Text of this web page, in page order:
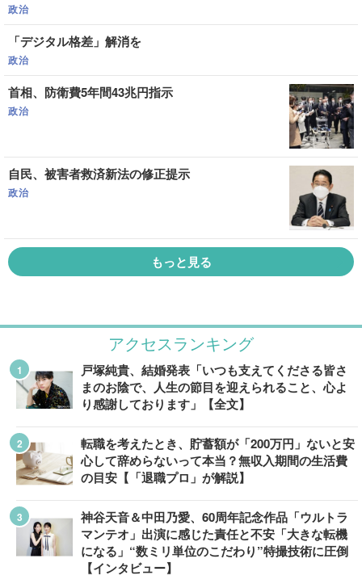
政治
「デジタル格差」解消を
政治
首相、防衛費5年間43兆円指示
政治
自民、被害者救済新法の修正提示
政治
もっと見る
アクセスランキング
戸塚純貴、結婚発表「いつも支えてくださる皆さ
まのお陰で、人生の節目を迎えられること、心よ
り感謝しております」【全文】
転職を考えたとき、貯蓄額が「200万円」ないと安
心して辞めらないって本当？無収入期間の生活費
の目安【「退職プロ」が解説】
神谷天音＆中田乃愛、60周年記念作品「ウルトラ
マンテオ」出演に感じた責任と不安「大きな転機
になる」“数ミリ単位のこだわり”特撮技術に圧倒
【インタビュー】